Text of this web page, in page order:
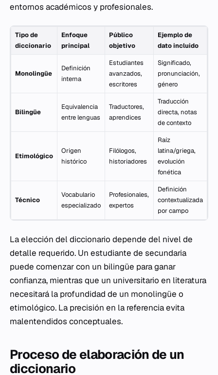
entornos académicos y profesionales.
Tipo de
diccionario
Enfoque
principal
Público
objetivo
Ejemplo de
dato incluido
Monolingüe
Definición
interna
Estudiantes
avanzados,
escritores
Significado,
pronunciación,
género
Bilingüe
Equivalencia
entre lenguas
Traductores,
aprendices
Traducción
directa, notas
de contexto
Etimológico
Origen
histórico
Filólogos,
historiadores
Raíz
latina/griega,
evolución
fonética
Técnico
Vocabulario
especializado
Profesionales,
expertos
Definición
contextualizada
por campo
La elección del diccionario depende del nivel de
detalle requerido. Un estudiante de secundaria
puede comenzar con un bilingüe para ganar
confianza, mientras que un universitario en literatura
necesitará la profundidad de un monolingüe o
etimológico. La precisión en la referencia evita
malentendidos conceptuales.
Proceso de elaboración de un
diccionario